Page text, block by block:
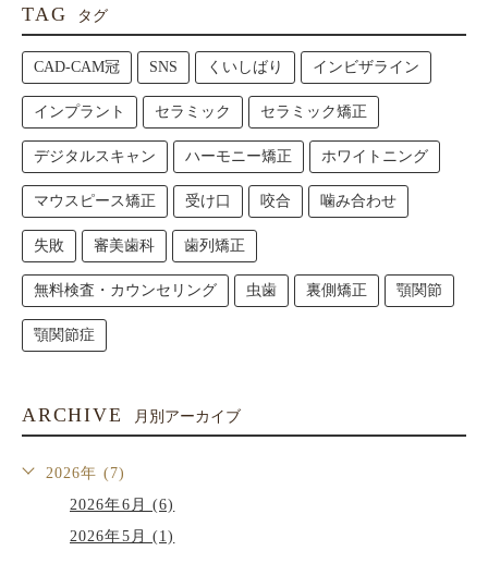
TAG タグ
CAD-CAM冠 SNS くいしばり インビザライン
インプラント セラミック セラミック矯正
デジタルスキャン ハーモニー矯正 ホワイトニング
マウスピース矯正 受け口 咬合 噛み合わせ
失敗 審美歯科 歯列矯正
無料検査・カウンセリング 虫歯 裏側矯正 顎関節
顎関節症
ARCHIVE 月別アーカイブ
2026年 (7)
2026年6月 (6)
2026年5月 (1)